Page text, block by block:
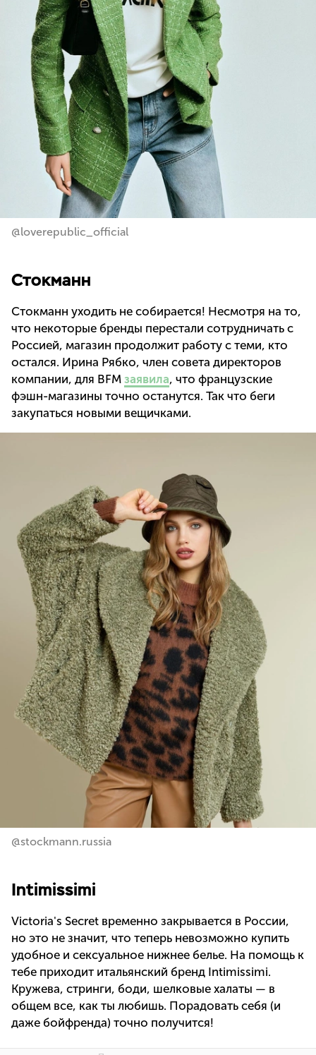
@loverepublic_official
Стокманн
Стокманн уходить не собирается! Несмотря на то,
что некоторые бренды перестали сотрудничать с
Россией, магазин продолжит работу с теми, кто
остался. Ирина Рябко, член совета директоров
компании, для BFM заявила, что французские
фэшн-магазины точно останутся. Так что беги
закупаться новыми вещичками.
@stockmann.russia
Intimissimi
Victoria's Secret временно закрывается в России,
но это не значит, что теперь невозможно купить
удобное и сексуальное нижнее белье. На помощь к
тебе приходит итальянский бренд Intimissimi.
Кружева, стринги, боди, шелковые халаты — в
общем все, как ты любишь. Порадовать себя (и
даже бойфренда) точно получится!